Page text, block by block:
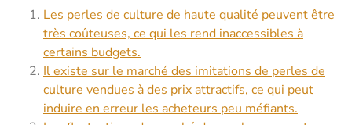
Les perles de culture de haute qualité peuvent être
très coûteuses, ce qui les rend inaccessibles à
certains budgets.
Il existe sur le marché des imitations de perles de
culture vendues à des prix attractifs, ce qui peut
induire en erreur les acheteurs peu méfiants.